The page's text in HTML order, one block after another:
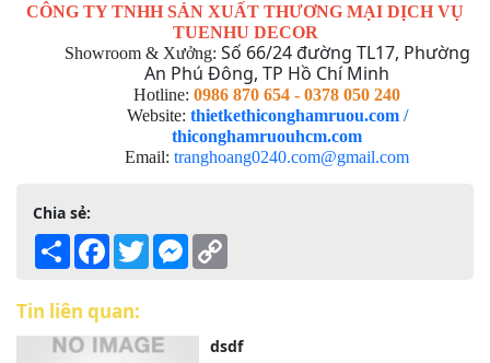
CÔNG TY TNHH SẢN XUẤT THƯƠNG MẠI DỊCH VỤ
TUENHU DECOR
Showroom & Xưởng: Số 66/24 đường TL17, Phường
An Phú Đông, TP Hồ Chí Minh
Hotline: 0986 870 654 - 0378 050 240
Website: thietkethiconghamruou.com/
thiconghamruouhcm.com
Email: tranghoang0240.com@gmail.com
Chia sẻ:
Share Facebook
TwitterMessenger
Tin liên quan:
dsdf